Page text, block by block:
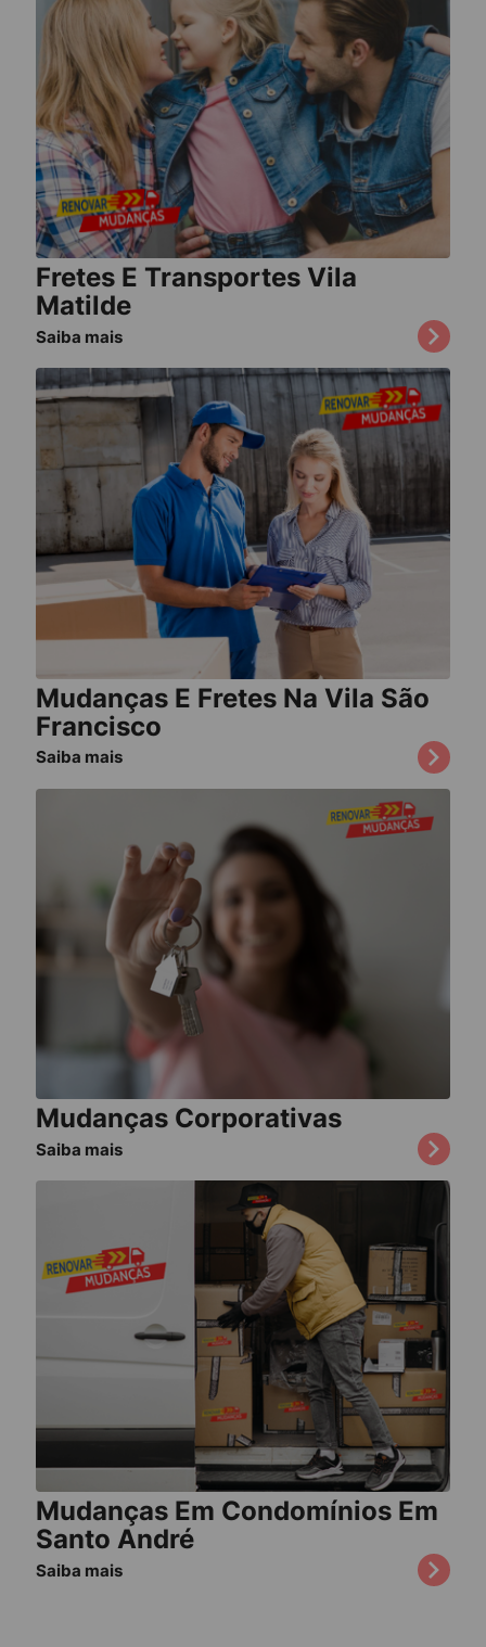
Fretes E Transportes Vila
Matilde
Saiba mais
Mudanças E Fretes Na Vila São
Francisco
Saiba mais
Mudanças Corporativas
Saiba mais
Mudanças Em Condomínios Em
Santo André
Saiba mais